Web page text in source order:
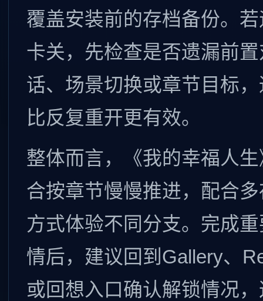
覆盖安装前的存档备份。
卡关，先检查是否遗漏前
话、场景切换或章节目标
比反复重开更有效。
整体而言，《我的幸福人
合按章节慢慢推进，配合
方式体验不同分支。完成
情后，建议回到Gallery、
或回想入口确认解锁情况